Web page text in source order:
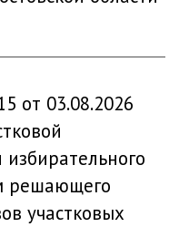
03.08.2026
решающего
участковых